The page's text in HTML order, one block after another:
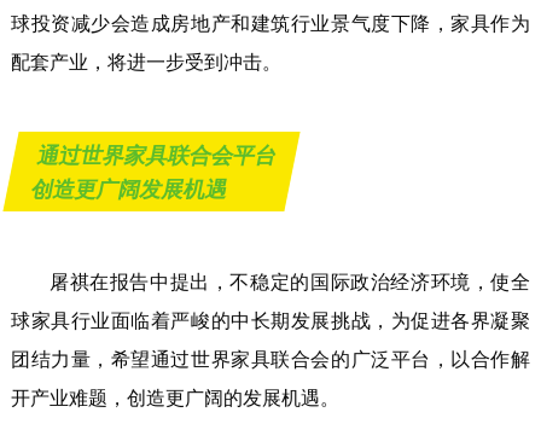
球投资减少会造成房地产和建筑行业景气度下降，家具作为
配套产业，将进一步受到冲击。
通过世界家具联合会平台
创造更广阔发展机遇
屠祺在报告中提出，不稳定的国际政治经济环境，使全
球家具行业面临着严峻的中长期发展挑战，为促进各界凝聚
团结力量，希望通过世界家具联合会的广泛平台，以合作解
开产业难题，创造更广阔的发展机遇。